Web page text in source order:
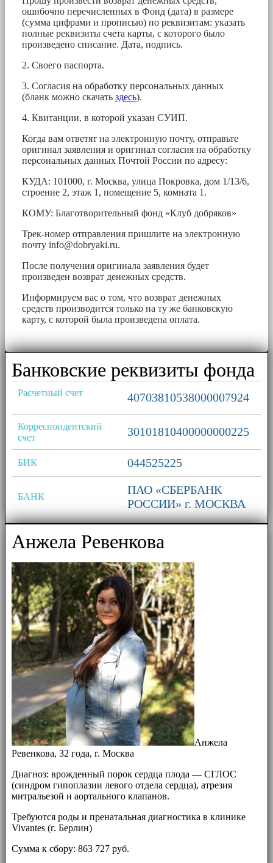
ошибочно перечисленных в Фонд (дата) в размере
(сумма цифрами и прописью) по реквизитам: указать
полные реквизиты счета карты, с которого было
произведено списание. Дата, подпись.
2. Своего паспорта.
3. Согласия на обработку персональных данных
(бланк можно скачать здесь).
4. Квитанции, в которой указан СУИП.
Когда вам ответят на электронную почту, отправьте
оригинал заявления и оригинал согласия на обработку
персональных данных Почтой России по адресу:
КУДА: 101000, г. Москва, улица Покровка, дом 1/13/6,
строение 2, этаж 1, помещение 5, комната 1.
КОМУ: Благотворительный фонд «Клуб добряков»
Трек-номер отправления пришлите на электронную
почту info@dobryaki.ru.
После получения оригинала заявления будет
произведен возврат денежных средств.
Информируем вас о том, что возврат денежных
средств производится только на ту же банковскую
карту, с которой была произведена оплата.
Банковские реквизиты фонда
Расчетный счет 40703810538000007924
Корреспондентский
счет
30101810400000000225
БИК 044525225
БАНК
ПАО «СБЕРБАНК
РОССИИ» г. МОСКВА
Анжела Ревенкова
Анжела
Ревенкова, 32 года, г. Москва
Диагноз: врожденный порок сердца плода — СГЛОС
(синдром гипоплазии левого отдела сердца), атрезия
митральезой и аортального клапанов.
Требуются роды и пренатальная диагностика в клинике
Vivantes (г. Берлин)
Сумма к сбору: 863 727 руб.